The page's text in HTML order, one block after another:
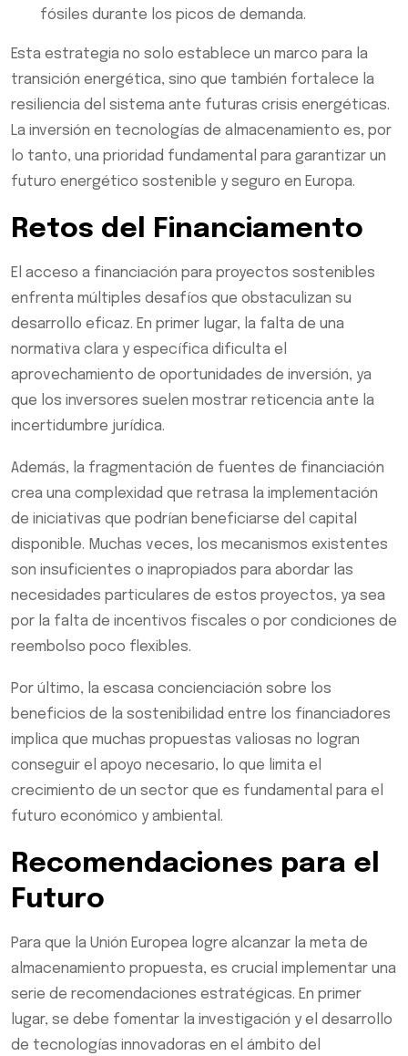
fósiles durante los picos de demanda.
Esta estrategia no solo establece un marco para la
transición energética, sino que también fortalece la
resiliencia del sistema ante futuras crisis energéticas.
La inversión en tecnologías de almacenamiento es, por
lo tanto, una prioridad fundamental para garantizar un
futuro energético sostenible y seguro en Europa.
Retos del Financiamento
El acceso a financiación para proyectos sostenibles
enfrenta múltiples desafíos que obstaculizan su
desarrollo eficaz. En primer lugar, la falta de una
normativa clara y específica dificulta el
aprovechamiento de oportunidades de inversión, ya
que los inversores suelen mostrar reticencia ante la
incertidumbre jurídica.
Además, la fragmentación de fuentes de financiación
crea una complexidad que retrasa la implementación
de iniciativas que podrían beneficiarse del capital
disponible. Muchas veces, los mecanismos existentes
son insuficientes o inapropiados para abordar las
necesidades particulares de estos proyectos, ya sea
por la falta de incentivos fiscales o por condiciones de
reembolso poco flexibles.
Por último, la escasa concienciación sobre los
beneficios de la sostenibilidad entre los financiadores
implica que muchas propuestas valiosas no logran
conseguir el apoyo necesario, lo que limita el
crecimiento de un sector que es fundamental para el
futuro económico y ambiental.
Recomendaciones para el
Futuro
Para que la Unión Europea logre alcanzar la meta de
almacenamiento propuesta, es crucial implementar una
serie de recomendaciones estratégicas. En primer
lugar, se debe fomentar la investigación y el desarrollo
de tecnologías innovadoras en el ámbito del